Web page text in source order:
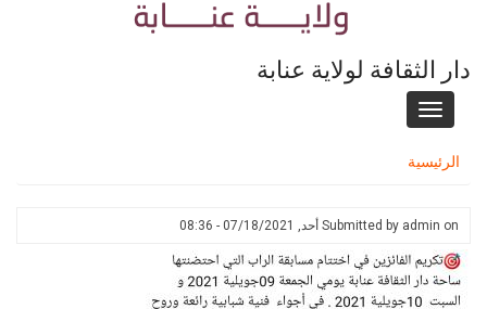
دار الثقافة لولاية عنابة
Toggle
الرئيسية
Submitted by admin on أحد, 07/18/2021 - 08:36